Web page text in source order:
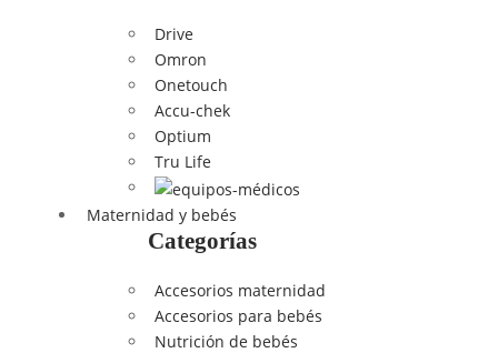
Drive
Omron
Onetouch
Accu-chek
Optium
Tru Life
Maternidad y bebés
Categorías
Accesorios maternidad
Accesorios para bebés
Nutrición de bebés